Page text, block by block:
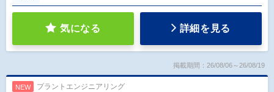
気になる 詳細を見る
掲載期間：26/08/06～26/08/19
NEW プラントエンジニアリング